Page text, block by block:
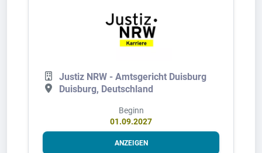
Justiz NRW - Amtsgericht Duisburg
Duisburg, Deutschland
Beginn
01.09.2027
ANZEIGEN